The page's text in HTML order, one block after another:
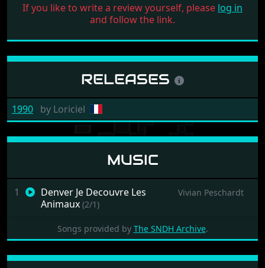
If you like to write a review yourself, please log in
and follow the link.
RELEASES
1990 by Loriciel
MUSIC
1
Denver Je Decouvre Les
Animaux (2/1)
Vivian Peschardt
Songs provided by The SNDH Archive.